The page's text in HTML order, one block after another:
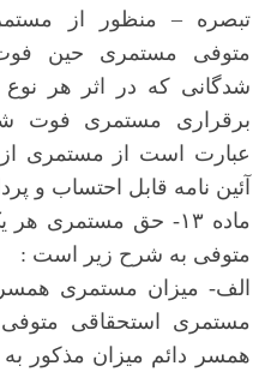
تبصره – منظور از
متوفی مستمری حین
شدگانی که در اثر هر نوع
برقراری مستمری فوت
عبارت است از مستمری از
آئین نامه قابل احتساب و
ماده ۱۳- حق مستمری
متوفی به شرح زیر است :
مستمری استحقاقی
همسر دائم میزان مذکور